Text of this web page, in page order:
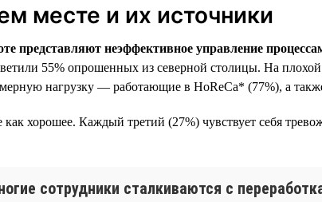
месте и их источники
представляют неэффективное управление
55% опрошенных из северной столицы. На
нагрузку — работающие в HoReCa* (77%), а
хорошее. Каждый третий (27%) чувствует себя
сотрудники сталкиваются с